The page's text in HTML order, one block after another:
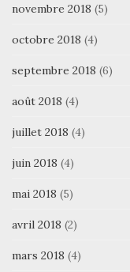
novembre 2018 (5)
octobre 2018 (4)
septembre 2018 (6)
août 2018 (4)
juillet 2018 (4)
juin 2018 (4)
mai 2018 (5)
avril 2018 (2)
mars 2018 (4)